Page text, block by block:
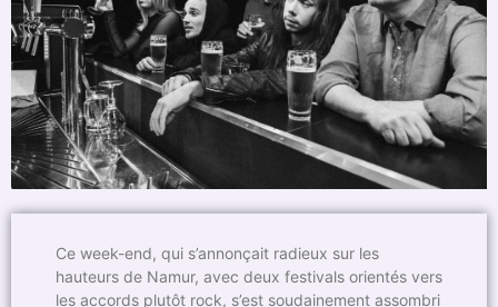
Ce week-end, qui s’annonçait radieux sur les
hauteurs de Namur, avec deux festivals orientés vers
les accords plutôt rock, s’est soudainement assombri